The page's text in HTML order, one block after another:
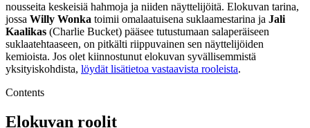
nousseita keskeisiä hahmoja ja niiden näyttelijöitä. Elokuvan tarina,
jossa Willy Wonka toimii omalaatuisena suklaamestarina ja Jali
Kaalikas (Charlie Bucket) pääsee tutustumaan salaperäiseen
suklaatehtaaseen, on pitkälti riippuvainen sen näyttelijöiden
kemioista. Jos olet kiinnostunut elokuvan syvällisemmistä
yksityiskohdista, löydät lisätietoa vastaavista rooleista.
Contents
Elokuvan roolit